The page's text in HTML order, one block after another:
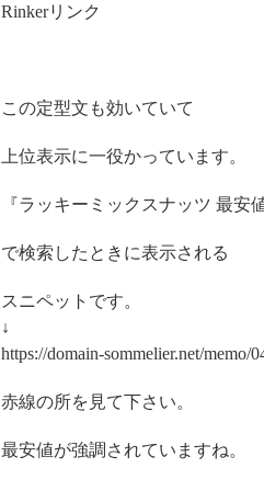
Rinkerリンク
この定型文も効いていて
上位表示に一役かっています。
『ラッキーミックスナッツ 最安値
で検索したときに表示される
スニペットです。
↓
https://domain-sommelier.net/memo/
赤線の所を見て下さい。
最安値が強調されていますね。